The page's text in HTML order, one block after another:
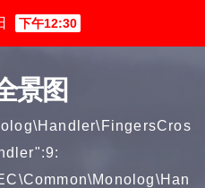
下午12:30
景图